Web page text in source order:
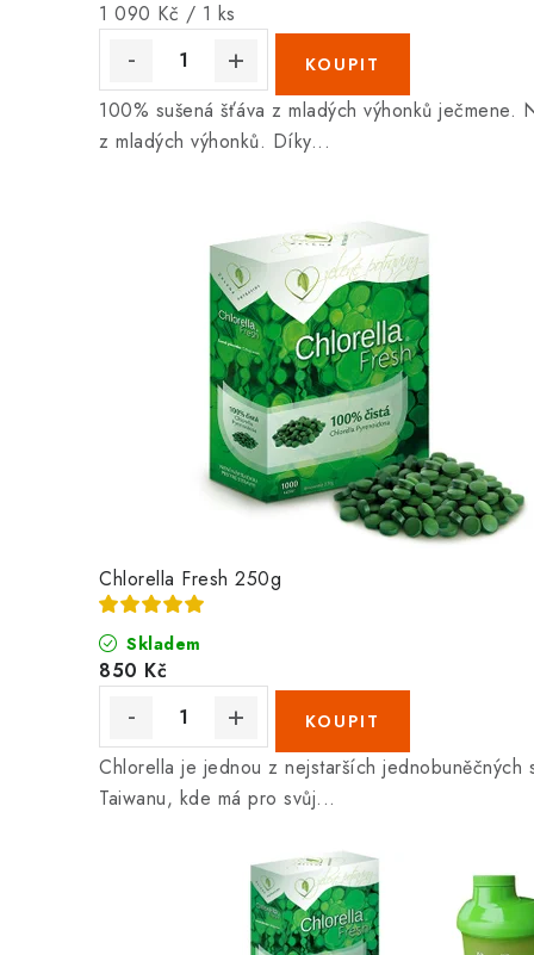
Měrná
1 090 Kč / 1 ks
100% sušená šťáva z mladých výhonků
z mladých výhonků. Díky...
Chlorella Fresh 250g
Skladem
850 Kč
Chlorella je jednou z nejstarších
Taiwanu, kde má pro svůj...